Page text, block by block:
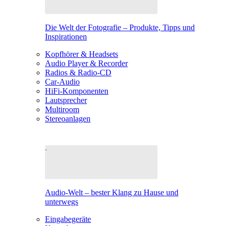
Die Welt der Fotografie – Produkte, Tipps und
Inspirationen
Kopfhörer & Headsets
Audio Player & Recorder
Radios & Radio-CD
Car-Audio
HiFi-Komponenten
Lautsprecher
Multiroom
Stereoanlagen
Audio-Welt – bester Klang zu Hause und
unterwegs
Eingabegeräte